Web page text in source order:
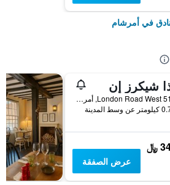
في أمرشام
شيكرز إن
51 London Road West, أمرشام, المملكة المتحدة
عن وسط المدينة
﷼
عرض الصفقة